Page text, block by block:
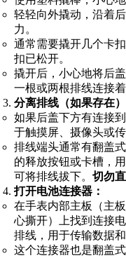
轻轻向外撬动，沿着
力。
通常需要撬开几个卡
扣已松开。
撬开后，小心地将后
一根或两根排线连接
分离排线（如果存在）
如果后盖下方有连接
于触摸屏、摄像头或
排线端头通常有翻盖
的释放按钮或卡槽，
可将排线拔下。 切勿
打开电池连接器：
在手表内部主板（主
心撕开）上找到连接
排线，用于传输数据和
这个连接器也是翻盖